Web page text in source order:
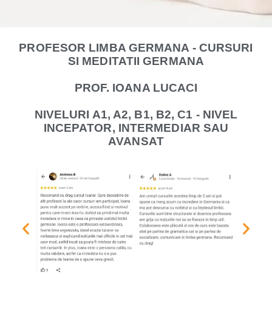
PROFESOR LIMBA GERMANA - CURSURI
SI MEDITATII GERMANA
PROF. IOANA LUCACI
NIVELURI A1, A2, B1, B2, C1 - NIVEL
INCEPATOR, INTERMEDIAR SAU
AVANSAT